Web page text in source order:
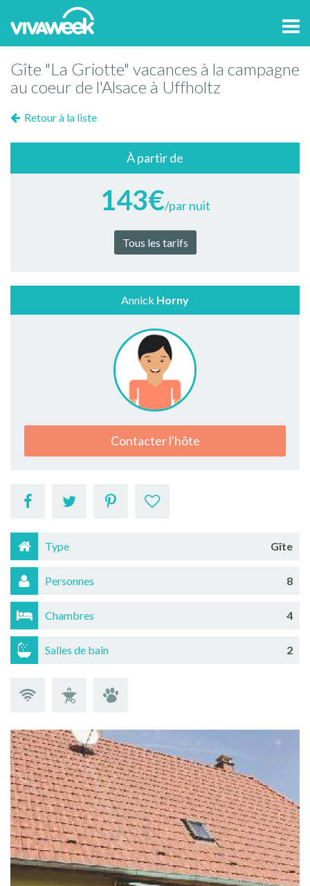
Gîte "La Griotte" vacances à la campagne
au coeur de l'Alsace à Uffholtz
Retour à la liste
À partir de
143€/par nuit
Tous les tarifs
Annick Horny
Contacter l'hôte
Type Gîte
Personnes 8
Chambres 4
Salles de bain 2